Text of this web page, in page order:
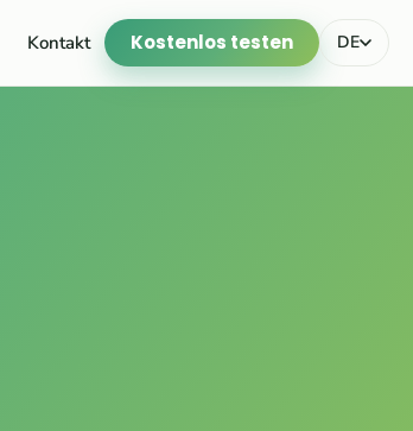
Kontakt Kostenlos testen DE